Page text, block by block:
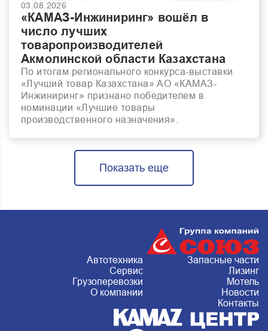
03.08.2026
«КАМАЗ-Инжиниринг» вошёл в
число лучших
товаропроизводителей
Акмолинской области Казахстана
По итогам регионального конкурса-выставки
«Лучший товар Казахстана» АО «КАМАЗ-
Инжиниринг» признано победителем в
номинации «Лучшие товары
производственного назначения».
Показать еще
Автотехника
Запасные части
Сервис
Лизинг
Грузоперевозки
Мотель
О компании
Новости
Контакты